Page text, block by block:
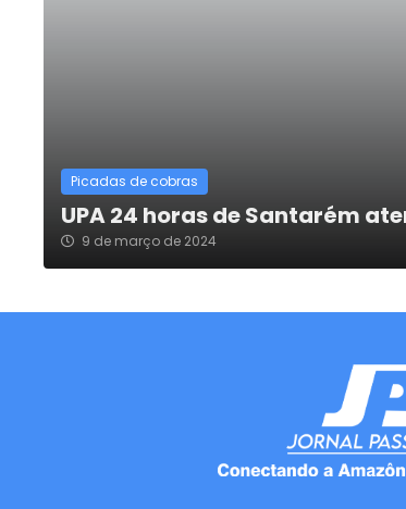
Picadas de cobras
UPA 24 horas de Santarém
9 de março de 2024